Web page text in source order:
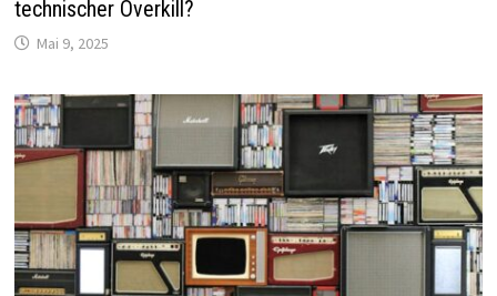
technischer Overkill?
Mai 9, 2025